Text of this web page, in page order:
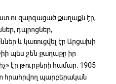
ու զարգացած քաղաքն էր,
դպրոցներ,
և կառուցվել էր Արցախի
պես շեն քաղաքը իր
էր թուրքերի համար։ 1905
հրահրվող պարբերական